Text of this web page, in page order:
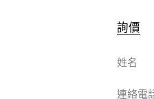
詢價
姓名
連絡電